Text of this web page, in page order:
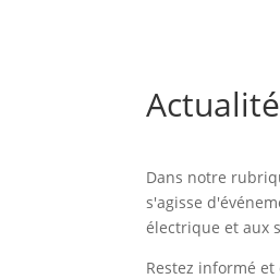
Dans notre
s'agisse
électrique et aux
Restez informé